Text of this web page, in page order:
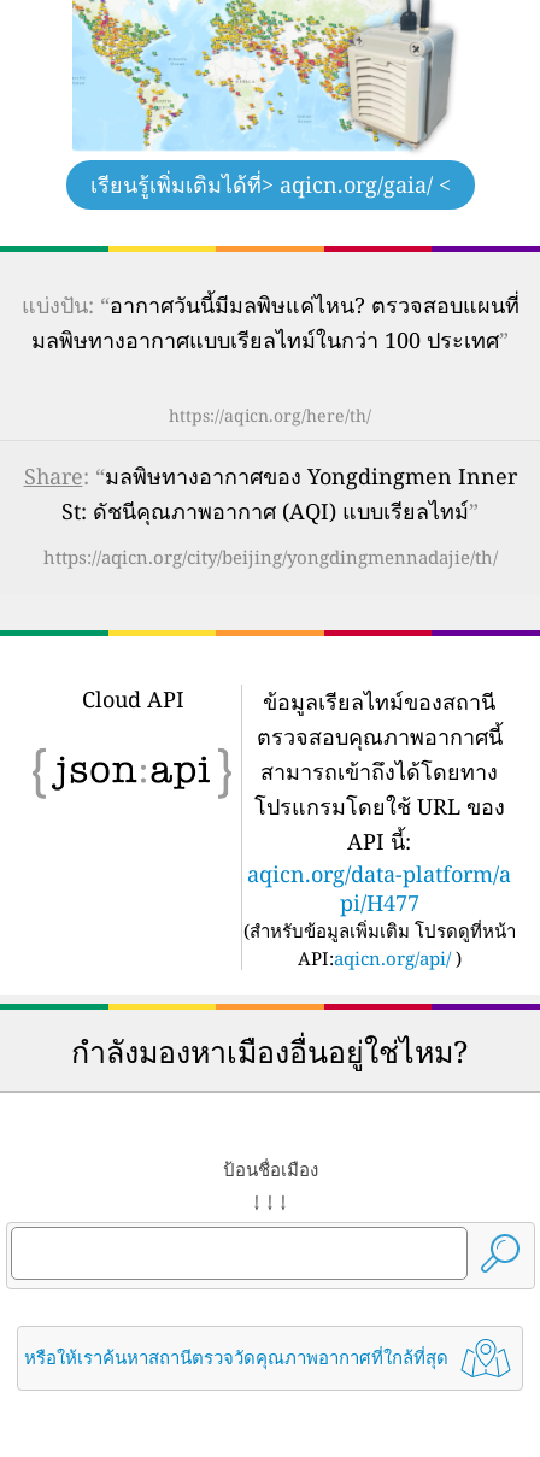
เรียนรู้เพิ่มเติมได้ที่> aqicn.org/gaia/ <
แบ่งปัน: “อากาศวันนี้มีมลพิษแค่ไหน? ตรวจสอบแผนที่
มลพิษทางอากาศแบบเรียลไทม์ในกว่า 100 ประเทศ”
https://aqicn.org/here/th/
Share: “มลพิษทางอากาศของ Yongdingmen Inner
St: ดัชนีคุณภาพอากาศ (AQI) แบบเรียลไทม์”
https://aqicn.org/city/beijing/yongdingmennadajie/th/
Cloud API
ข้อมูลเรียลไทม์ของสถานี
ตรวจสอบคุณภาพอากาศนี้
สามารถเข้าถึงได้โดยทาง
โปรแกรมโดยใช้ URL ของ
API นี้:
aqicn.org/data-platform/a
pi/H477
(สำหรับข้อมูลเพิ่มเติม โปรดดูที่หน้า
API:aqicn.org/api/ )
กำลังมองหาเมืองอื่นอยู่ใช่ไหม?
ป้อนชื่อเมือง
↓ ↓ ↓
หรือให้เราค้นหาสถานีตรวจวัดคุณภาพอากาศที่ใกล้ที่สุด